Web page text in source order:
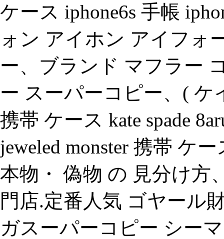
ケース iphone6s 手帳
ォン アイホン アイフォ
ー、ブランド マフラー
ー スーパーコピー、(
携帯 ケース kate spade
jeweled monster 携帯 ケ
本物・ 偽物 の 見分け方
門店.定番人気 ゴヤール
ガスーパーコピー シー